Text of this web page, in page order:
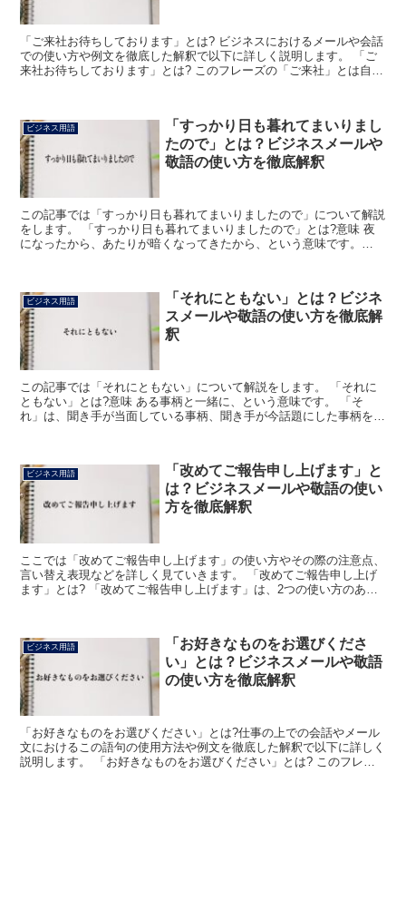
「ご来社お待ちしております」とは? ビジネスにおけるメールや会話
での使い方や例文を徹底した解釈で以下に詳しく説明します。 「ご
来社お待ちしております」とは? このフレーズの「ご来社」とは自分
ビジネス用語
「すっかり日も暮れてまいりまし
たので」とは？ビジネスメールや
敬語の使い方を徹底解釈
この記事では「すっかり日も暮れてまいりましたので」について解説
をします。 「すっかり日も暮れてまいりましたので」とは?意味 夜
になったから、あたりが暗くなってきたから、という意味です。
ビジネス用語
「それにともない」とは？ビジネ
スメールや敬語の使い方を徹底解
釈
この記事では「それにともない」について解説をします。 「それに
ともない」とは?意味 ある事柄と一緒に、という意味です。 「そ
れ」は、聞き手が当面している事柄、聞き手が今話題にした事柄を指
ビジネス用語
「改めてご報告申し上げます」と
は？ビジネスメールや敬語の使い
方を徹底解釈
ここでは「改めてご報告申し上げます」の使い方やその際の注意点、
言い替え表現などを詳しく見ていきます。 「改めてご報告申し上げ
ます」とは? 「改めてご報告申し上げます」は、2つの使い方のある
ビジネス用語
「お好きなものをお選びくださ
い」とは？ビジネスメールや敬語
の使い方を徹底解釈
「お好きなものをお選びください」とは?仕事の上での会話やメール
文におけるこの語句の使用方法や例文を徹底した解釈で以下に詳しく
説明します。 「お好きなものをお選びください」とは? このフレー